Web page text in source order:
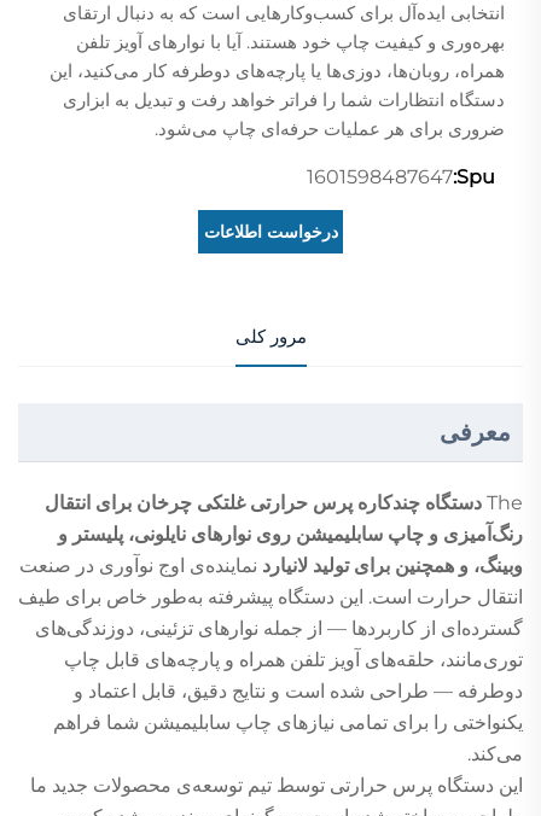
انتخابی ایده‌آل برای کسب‌وکارهایی است که به دنبال ارتقای
بهره‌وری و کیفیت چاپ خود هستند. آیا با نوارهای آویز تلفن
همراه، روبان‌ها، دوزی‌ها یا پارچه‌های دوطرفه کار می‌کنید، این
دستگاه انتظارات شما را فراتر خواهد رفت و تبدیل به ابزاری
ضروری برای هر عملیات حرفه‌ای چاپ می‌شود.
Spu:
1601598487647
درخواست اطلاعات
مرور کلی
معرفی
The دستگاه چندکاره پرس حرارتی غلتکی چرخان برای انتقال
رنگ‌آمیزی و چاپ سابلیمیشن روی نوارهای نایلونی، پلیستر و
وبینگ، و همچنین برای تولید لانیارد نماینده‌ی اوج نوآوری در صنعت
انتقال حرارت است. این دستگاه پیشرفته به‌طور خاص برای طیف
گسترده‌ای از کاربردها — از جمله نوارهای تزئینی، دوزندگی‌های
توری‌مانند، حلقه‌های آویز تلفن همراه و پارچه‌های قابل چاپ
دوطرفه — طراحی شده است و نتایج دقیق، قابل اعتماد و
یکنواختی را برای تمامی نیازهای چاپ سابلیمیشن شما فراهم
می‌کند.
این دستگاه پرس حرارتی توسط تیم توسعه‌ی محصولات جدید ما